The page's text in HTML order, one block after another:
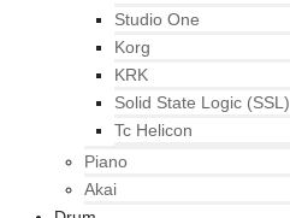
Studio One
Korg
KRK
Solid State Logic (SSL)
Tc Helicon
Piano
Akai